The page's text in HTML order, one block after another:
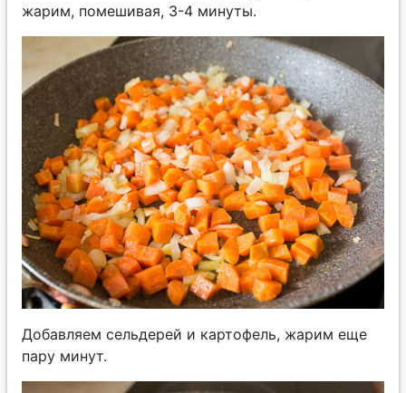
жарим, помешивая, 3-4 минуты.
Добавляем сельдерей и картофель, жарим еще
пару минут.